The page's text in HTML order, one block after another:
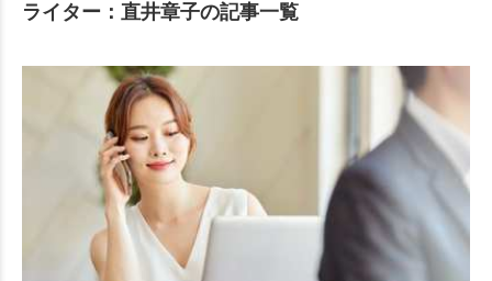
ライター：直井章子の記事一覧